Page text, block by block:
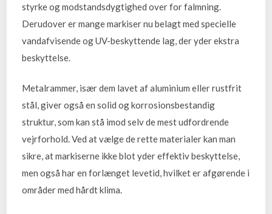
styrke og modstandsdygtighed over for falmning.
Derudover er mange markiser nu belagt med specielle
vandafvisende og UV-beskyttende lag, der yder ekstra
beskyttelse.
Metalrammer, især dem lavet af aluminium eller rustfrit
stål, giver også en solid og korrosionsbestandig
struktur, som kan stå imod selv de mest udfordrende
vejrforhold. Ved at vælge de rette materialer kan man
sikre, at markiserne ikke blot yder effektiv beskyttelse,
men også har en forlænget levetid, hvilket er afgørende i
områder med hårdt klima.